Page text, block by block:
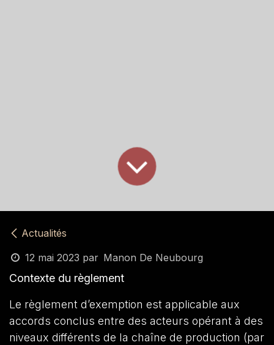
Actualités
12 mai 2023 par Manon De Neubourg
Contexte du règlement
Le règlement d’exemption est applicable aux
accords conclus entre des acteurs opérant à des
niveaux différents de la chaîne de production (par